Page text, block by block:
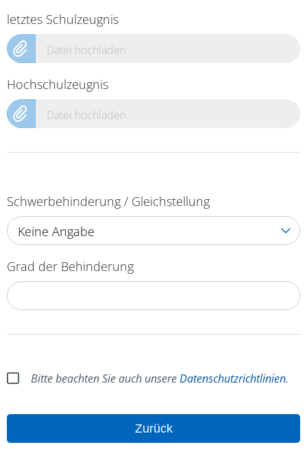
letztes Schulzeugnis
Datei hochladen
Hochschulzeugnis
Datei hochladen
Schwerbehinderung / Gleichstellung
Keine Angabe
Grad der Behinderung
Bitte beachten Sie auch unsereDatenschutzrichtlinien.
Zurück